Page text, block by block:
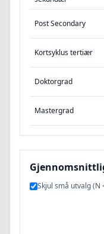
Post Secondary
Kortsyklus tertiær
Doktorgrad
Mastergrad
Skjul små utvalg (N